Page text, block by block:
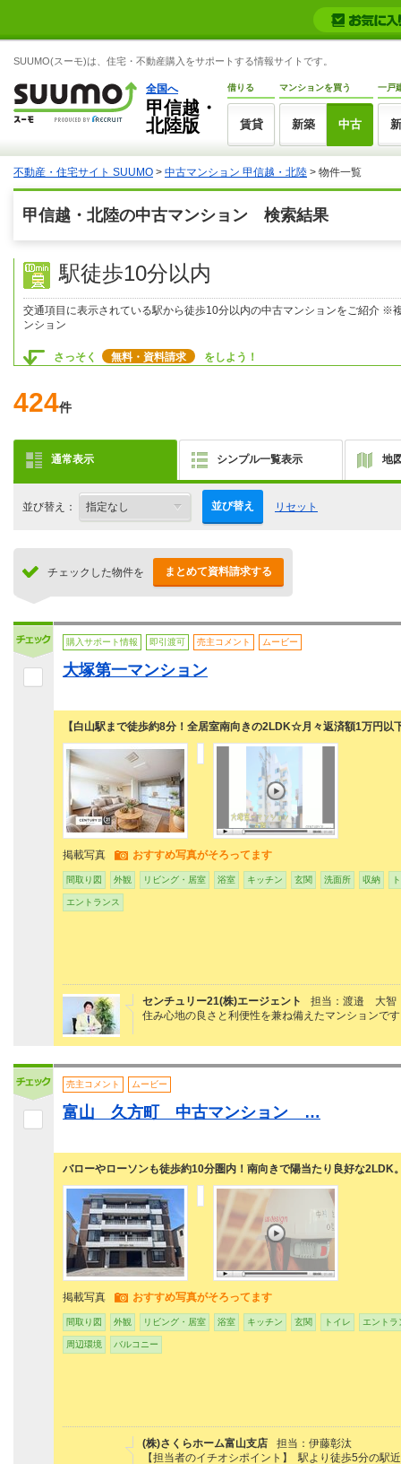
SUUMO(スーモ)は、住宅・不動産購入をサポートする情報サイトです。
全国へ
甲信越・
北陸版
借りる
賃貸
マンションを買う
新築 中古
一戸
不動産・住宅サイト SUUMO > 中古マンション 甲信越・北陸 > 物件一覧
甲信越・北陸の中古マンション 検索結果
駅徒歩10分以内
交通項目に表示されている駅から徒歩10分以内の中古マンションをご紹介
ンション
さっそく 無料・資料請求 をしよう！
424件
通常表示 シンプル一覧表示 地
並び替え： 並び替え リセット
チェックした物件を まとめて資料請求する
購入サポート情報 即引渡可 売主コメント ムービー
大塚第一マンション
【白山駅まで徒歩約8分！全居室南向きの2LDK☆月々返済額1万円以
掲載写真 おすすめ写真がそろってます
間取り図 外観 リビング・居室 浴室 キッチン 玄関 洗面所 収納
エントランス
センチュリー21(株)エージェント
担当：渡邉 大智
住み心地の良さと利便性を兼ね備えたマンションで
売主コメント ムービー
富山 久方町 中古マンション …
バローやローソンも徒歩約10分圏内！南向きで陽当たり良好な2LDK
掲載写真 おすすめ写真がそろってます
間取り図 外観 リビング・居室 浴室 キッチン 玄関 トイレ エントラ
周辺環境 バルコニー
(株)さくらホーム富山支店
担当：伊藤彰汰
【担当者のイチオシポイント】 駅より徒歩5分の駅